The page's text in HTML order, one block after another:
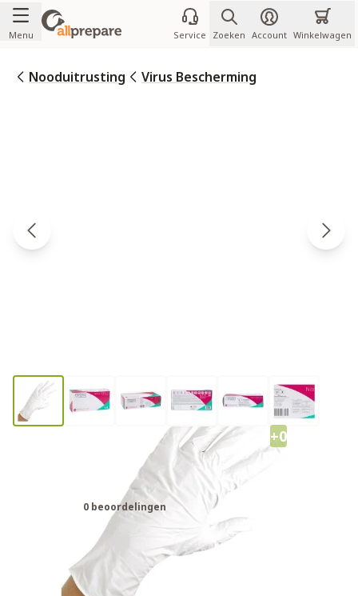
Ga naar de inhoud
Menu Service Zoeken Account Winkelwagen
Nooduitrusting Virus Bescherming
+0
Bingold Nitril Handschoenen Wit -
200 stuks maat L
0 beoordelingen
7 op voorraad